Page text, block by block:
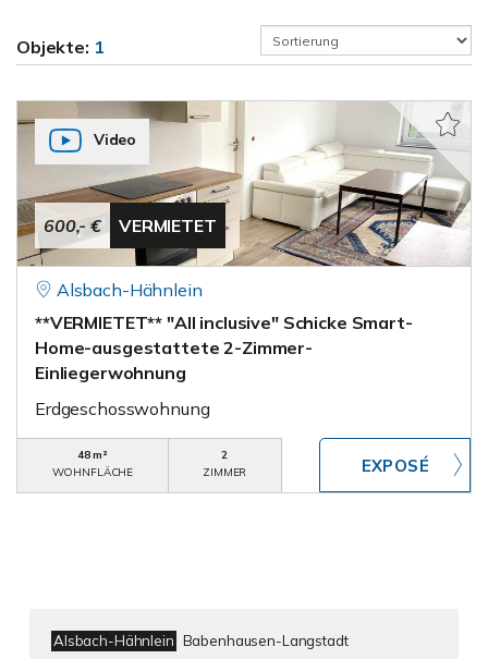
Objekte: 1
600,- € VERMIETET
Video
Alsbach-Hähnlein
**VERMIETET** "All inclusive" Schicke Smart-
Home-ausgestattete 2-Zimmer-
Einliegerwohnung
Erdgeschosswohnung
48 m²
WOHNFLÄCHE
2
ZIMMER
Alsbach-Hähnlein Babenhausen-Langstadt